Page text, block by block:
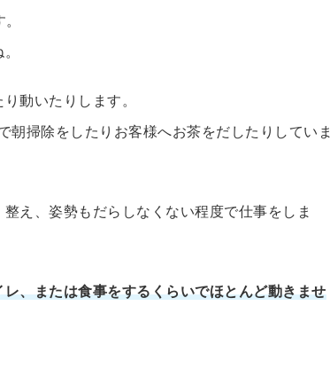
動いたりします。
掃除をしたりお客様へお茶をだしたりしていま
え、姿勢もだらしなくない程度で仕事をしま
、または食事をするくらいでほとんど動きませ